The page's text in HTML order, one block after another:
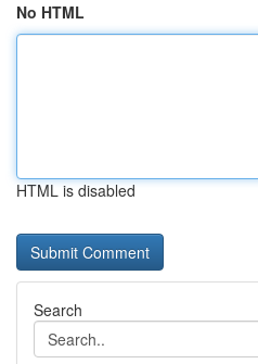
No HTML
HTML is disabled
Search